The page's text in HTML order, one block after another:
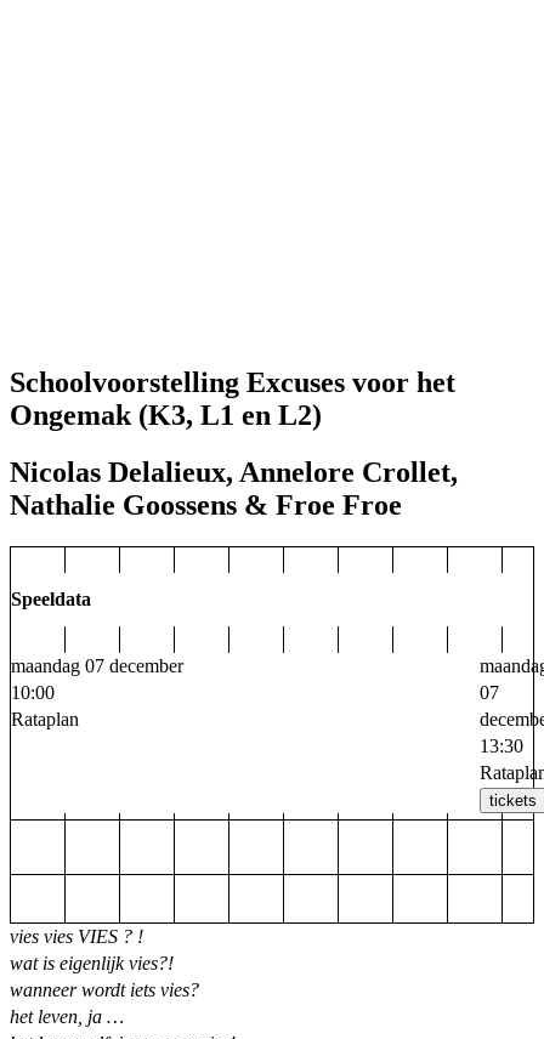
Schoolvoorstelling Excuses voor het
Ongemak (K3, L1 en L2)
Nicolas Delalieux, Annelore Crollet,
Nathalie Goossens & Froe Froe
Speeldata
maandag 07 december
10:00
Rataplan
07
13:30
tickets
vies vies VIES ? !
wat is eigenlijk vies?!
wanneer wordt iets vies?
het leven, ja …